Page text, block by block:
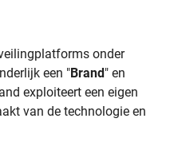
onder
een "Brand " en
exploiteert een eigen
van de technologie en